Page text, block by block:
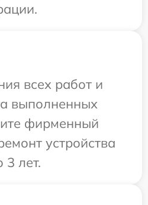
всех работ и
выполненных
фирменный
устройства
3 лет.